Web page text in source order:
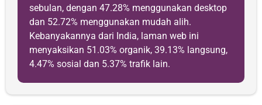
sebulan, dengan 47.28% menggunakan desktop
dan 52.72% menggunakan mudah alih.
Kebanyakannya dari India, laman web ini
menyaksikan 51.03% organik, 39.13% langsung,
4.47% sosial dan 5.37% trafik lain.